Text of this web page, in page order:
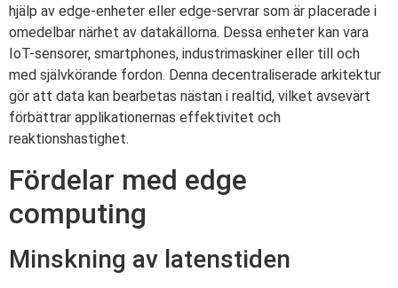
hjälp av edge-enheter eller edge-servrar som är placerade i
omedelbar närhet av datakällorna. Dessa enheter kan vara
IoT-sensorer, smartphones, industrimaskiner eller till och
med självkörande fordon. Denna decentraliserade arkitektur
gör att data kan bearbetas nästan i realtid, vilket avsevärt
förbättrar applikationernas effektivitet och
reaktionshastighet.
Fördelar med edge
computing
Minskning av latenstiden